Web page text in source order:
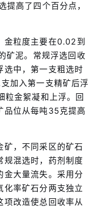
高了四个百分点，
金粒度主要在0.02到
矿泥。常规浮选回收
选中，第一支粗选时
加入第一支精矿后浮
粒金絮凝和上浮。回
品位从每吨35克提高
矿，不同采区的矿石
规混选时，药剂制度
金大量流失。采用分
化率矿石分两支独立
项改造使总回收率从